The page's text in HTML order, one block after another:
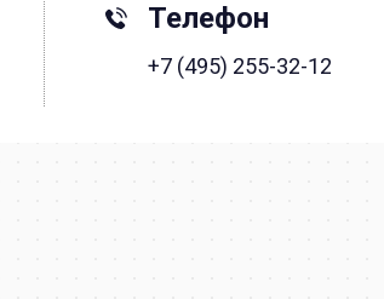
Телефон
+7 (495) 255-32-12